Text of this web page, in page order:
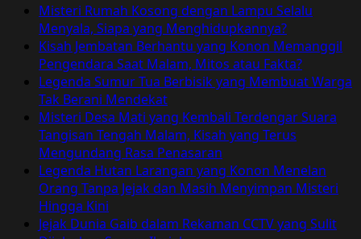
Misteri Rumah Kosong dengan Lampu Selalu
Menyala, Siapa yang Menghidupkannya?
Kisah Jembatan Berhantu yang Konon Memanggil
Pengendara Saat Malam, Mitos atau Fakta?
Legenda Sumur Tua Berbisik yang Membuat Warga
Tak Berani Mendekat
Misteri Desa Mati yang Kembali Terdengar Suara
Tangisan Tengah Malam, Kisah yang Terus
Mengundang Rasa Penasaran
Legenda Hutan Larangan yang Konon Menelan
Orang Tanpa Jejak dan Masih Menyimpan Misteri
Hingga Kini
Jejak Dunia Gaib dalam Rekaman CCTV yang Sulit